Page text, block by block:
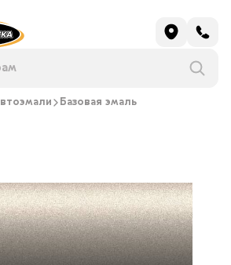
Базовая эмаль